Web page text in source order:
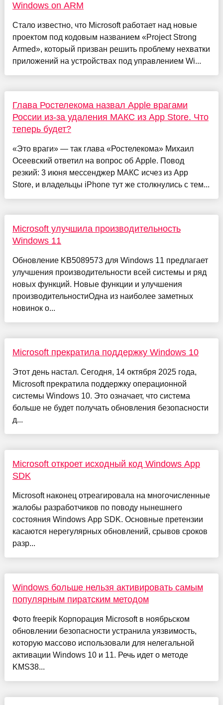
Windows on ARM
Стало известно, что Microsoft работает над новые
проектом под кодовым названием «Project Strong
Armed», который призван решить проблему нехватки
приложений на устройствах под управлением Wi...
Глава Ростелекома назвал Apple врагами
России из-за удаления МАКС из App Store. Что
теперь будет?
«Это враги» — так глава «Ростелекома» Михаил
Осеевский ответил на вопрос об Apple. Повод
резкий: 3 июня мессенджер МАКС исчез из App
Store, и владельцы iPhone тут же столкнулись с тем...
Microsoft улучшила производительность
Windows 11
Обновление KB5089573 для Windows 11 предлагает
улучшения производительности всей системы и ряд
новых функций. Новые функции и улучшения
производительностиОдна из наиболее заметных
новинок о...
Microsoft прекратила поддержку Windows 10
Этот день настал. Сегодня, 14 октября 2025 года,
Microsoft прекратила поддержку операционной
системы Windows 10. Это означает, что система
больше не будет получать обновления безопасности
д...
Microsoft откроет исходный код Windows App
SDK
Microsoft наконец отреагировала на многочисленные
жалобы разработчиков по поводу нынешнего
состояния Windows App SDK. Основные претензии
касаются нерегулярных обновлений, срывов сроков
разр...
Windows больше нельзя активировать самым
популярным пиратским методом
Фото freepik Корпорация Microsoft в ноябрьском
обновлении безопасности устранила уязвимость,
которую массово использовали для нелегальной
активации Windows 10 и 11. Речь идет о методе
KMS38...